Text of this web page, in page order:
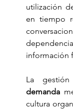
utilización
en tiempo
información
La
demanda
cultura